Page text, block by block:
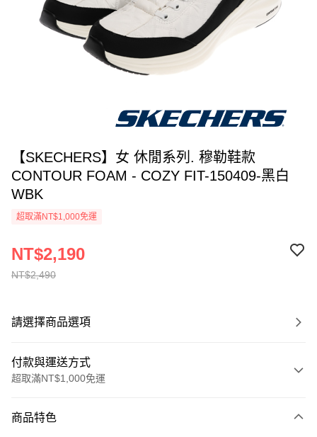
【SKECHERS】女 休閒系列. 穆勒鞋款
CONTOUR FOAM - COZY FIT-150409-黑白
WBK
超取滿NT$1,000免運
NT$2,490
NT$2,190
請選擇商品選項
付款與運送方式
超取滿NT$1,000免運
信用卡一次付款
商品特色